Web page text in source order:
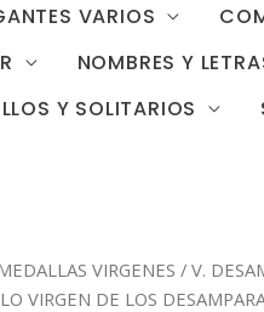
VARIOS
NOMBRES Y
Y SOLITARIOS
VIRGENES /V.
VIRGEN DE LOS